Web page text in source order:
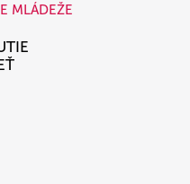
MLÁDEŽE